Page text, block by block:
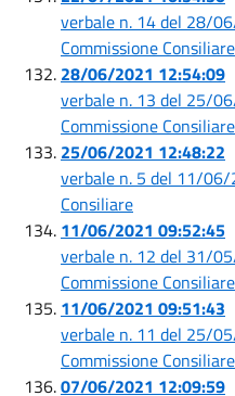
verbale n. 14 del 28/
Commissione Consiliare
28/06/2021 12:54:09
verbale n. 13 del 25/
Commissione Consiliare
25/06/2021 12:48:22
verbale n. 5 del 11/06/
Consiliare
11/06/2021 09:52:45
verbale n. 12 del 31/
Commissione Consiliare
11/06/2021 09:51:43
verbale n. 11 del 25/
Commissione Consiliare
07/06/2021 12:09:59